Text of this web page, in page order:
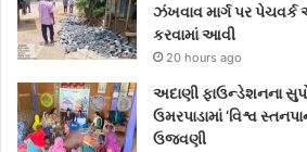
ઝંખવાવ માર્ગ પર પેચવર્ક
કરવામાં આવી
20 hours ago
અદાણી ફાઉન્ડેશનના
ઉમરપાડામાં ‘વિશ્વ
ઉજવણી